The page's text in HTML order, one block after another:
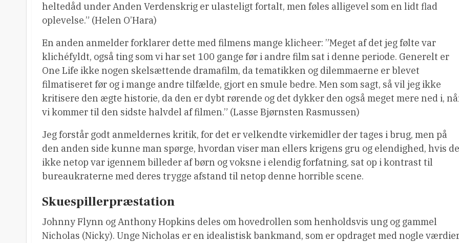
heltedåd under Anden Verdenskrig er ulasteligt fortalt, men føles alligevel som en lidt flad
oplevelse.” (Helen O’Hara)
En anden anmelder forklarer dette med filmens mange klicheer: ”Meget af det jeg følte var
klichéfyldt, også ting som vi har set 100 gange før i andre film sat i denne periode. Generelt er
One Life ikke nogen skelsættende dramafilm, da tematikken og dilemmaerne er blevet
filmatiseret før og i mange andre tilfælde, gjort en smule bedre. Men som sagt, så vil jeg ikke
kritisere den ægte historie, da den er dybt rørende og det dykker den også meget mere ned i,
vi kommer til den sidste halvdel af filmen.” (Lasse Bjørnsten Rasmussen)
Jeg forstår godt anmeldernes kritik, for det er velkendte virkemidler der tages i brug, men på
den anden side kunne man spørge, hvordan viser man ellers krigens gru og elendighed, hvis
ikke netop var igennem billeder af børn og voksne i elendig forfatning, sat op i kontrast til
bureaukraterne med deres trygge afstand til netop denne horrible scene.
Skuespillerpræstation
Johnny Flynn og Anthony Hopkins deles om hovedrollen som henholdsvis ung og gammel
Nicholas (Nicky). Unge Nicholas er en idealistisk bankmand, som er opdraget med nogle